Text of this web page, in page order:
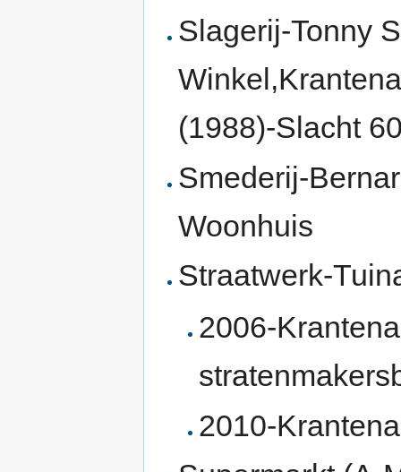
Slagerij-Tonny
(1988)-Slacht
Smederij-
Woonhuis
Straatwerk-
2006-
2010-